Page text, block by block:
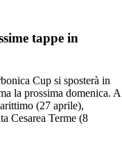
tappe in
Cup si sposterà in
la prossima domenica. A
(27 aprile),
Cesarea Terme (8